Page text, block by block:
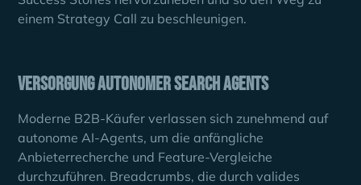
einem Strategy Call zu beschleunigen.
Versorgung autonomer Search Agents
Moderne B2B-Käufer verlassen sich zunehmend auf
autonome AI-Agents, um die anfängliche
Anbieterrecherche und Feature-Vergleiche
durchzuführen. Breadcrumbs, die durch valides